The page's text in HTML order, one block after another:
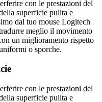
con le prestazioni del
superficie pulita e
dal tuo mouse Logitech
meglio il movimento
un miglioramento rispetto
o sporche.
con le prestazioni del
superficie pulita e